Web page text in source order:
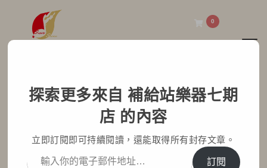
0
Taylor Jason Mraz
Signature Model
(JMSM) 古典電木吉他｜
探索更多來自 補給站樂器七期
店 的內容
立即訂閱即可持續閱讀，還能取得所有封存文章。
訂閱